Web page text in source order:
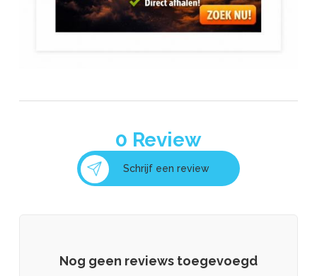
0 Review
Schrijf een review
Nog geen reviews toegevoegd